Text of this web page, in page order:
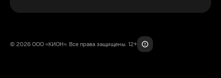
© 2026 ООО «КИОН». Все права защищены. 12+